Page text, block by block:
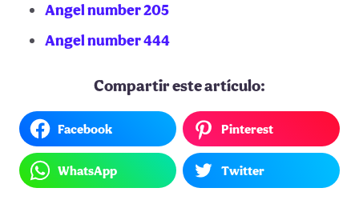
Angel number 205
Angel number 444
Compartir este artículo:
Facebook Pinterest
WhatsApp Twitter